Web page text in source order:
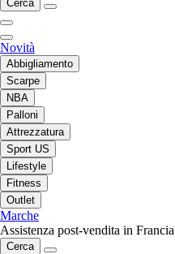
Cerca
Novità
Abbigliamento
Scarpe
NBA
Palloni
Attrezzatura
Sport US
Lifestyle
Fitness
Outlet
Marche
Assistenza post-vendita in Francia
Cerca